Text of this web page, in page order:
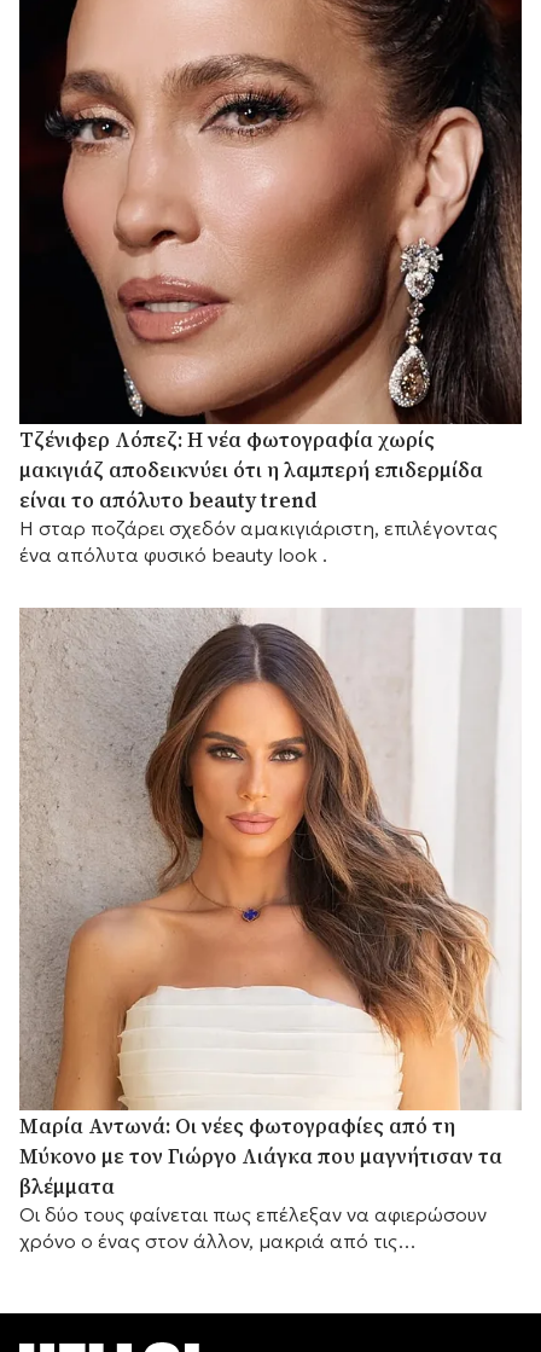
Τζένιφερ Λόπεζ: Η νέα φωτογραφία χωρίς
μακιγιάζ αποδεικνύει ότι η λαμπερή επιδερμίδα
είναι το απόλυτο beauty trend
Η σταρ ποζάρει σχεδόν αμακιγιάριστη, επιλέγοντας
ένα απόλυτα φυσικό beauty look .
Μαρία Αντωνά: Οι νέες φωτογραφίες από τη
Μύκονο με τον Γιώργο Λιάγκα που μαγνήτισαν τα
βλέμματα
Οι δύο τους φαίνεται πως επέλεξαν να αφιερώσουν
χρόνο ο ένας στον άλλον, μακριά από τις